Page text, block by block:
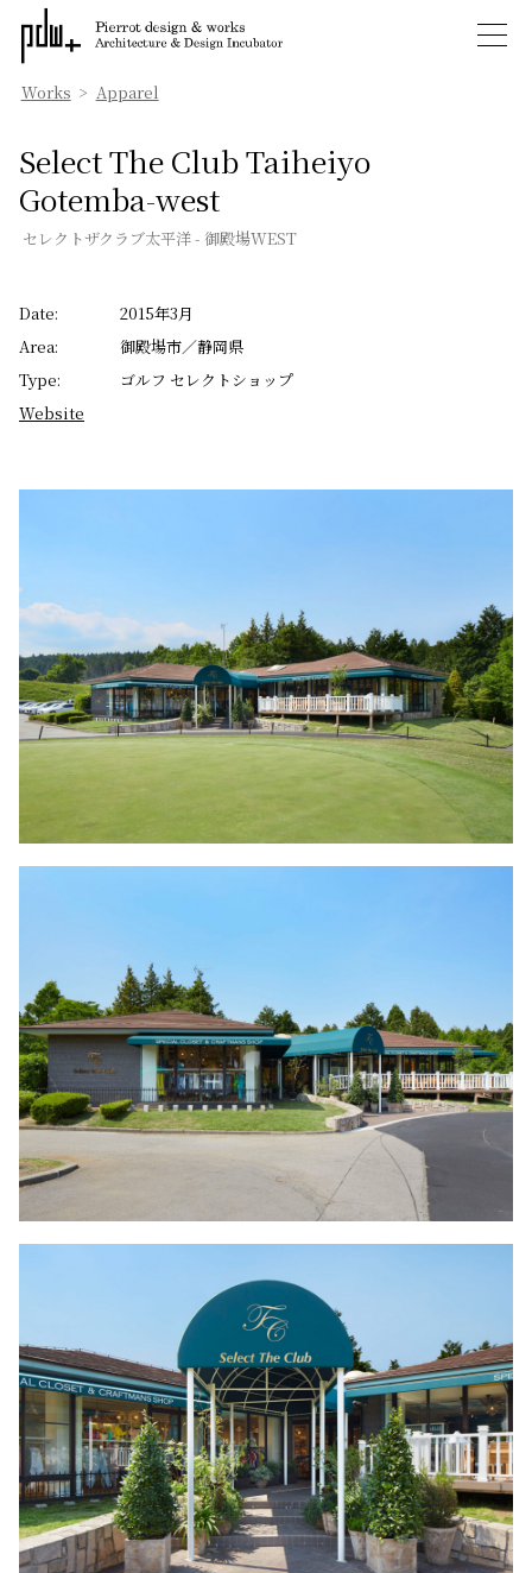
Works > Apparel
Select The Club Taiheiyo
Gotemba-west
セレクトザクラブ太平洋 - 御殿場WEST
Date:
2015年3月
Area:
御殿場市／静岡県
Type:
ゴルフ セレクトショップ
Website